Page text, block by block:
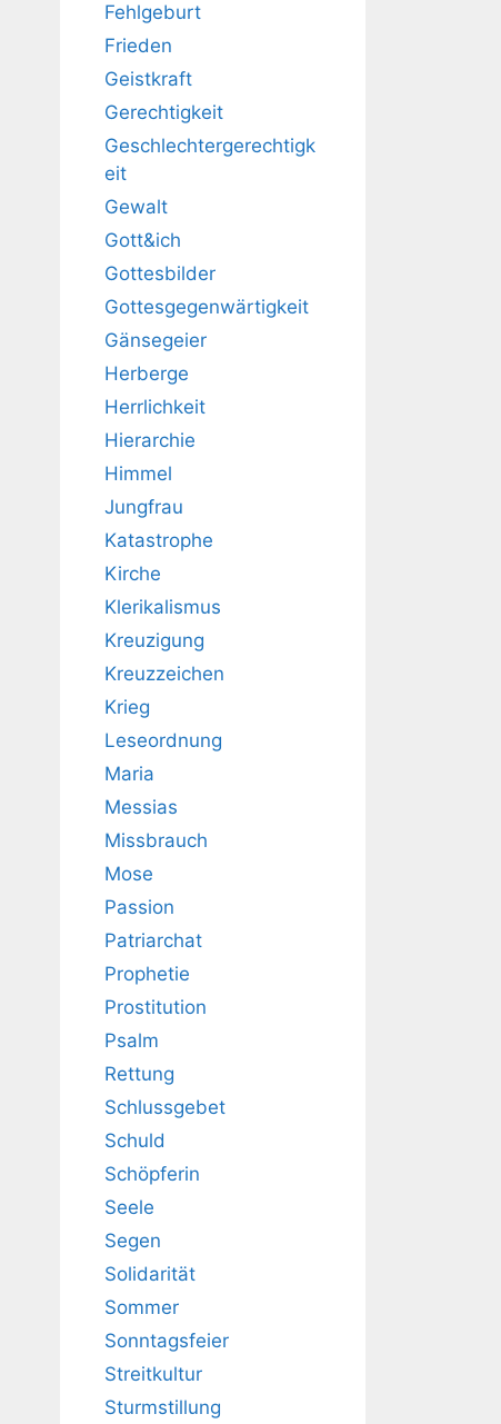
Fehlgeburt
Frieden
Geistkraft
Gerechtigkeit
Geschlechtergerechtigk
eit
Gewalt
Gott&ich
Gottesbilder
Gottesgegenwärtigkeit
Gänsegeier
Herberge
Herrlichkeit
Hierarchie
Himmel
Jungfrau
Katastrophe
Kirche
Klerikalismus
Kreuzigung
Kreuzzeichen
Krieg
Leseordnung
Maria
Messias
Missbrauch
Mose
Passion
Patriarchat
Prophetie
Prostitution
Psalm
Rettung
Schlussgebet
Schuld
Schöpferin
Seele
Segen
Solidarität
Sommer
Sonntagsfeier
Streitkultur
Sturmstillung